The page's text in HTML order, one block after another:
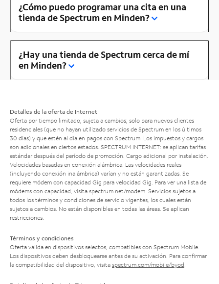
¿Cómo puedo programar una cita en una
tienda de Spectrum en Minden?
¿Hay una tienda de Spectrum cerca de mí
en Minden?
Detalles de la oferta de Internet
Oferta por tiempo limitado; sujeta a cambios; solo para nuevos clientes
residenciales (que no hayan utilizado servicios de Spectrum en los últimos
30 días) y que estén al día en pagos con Spectrum. Los impuestos y cargos
son adicionales en ciertos estados. SPECTRUM INTERNET: se aplican tarifas
estándar después del período de promoción. Cargo adicional por instalación.
Velocidades basadas en conexión alámbrica. Las velocidades reales
(incluyendo conexión inalámbrica) varían y no están garantizadas. Se
requiere módem con capacidad Gig para velocidad Gig. Para ver una lista de
módems con capacidad, visita spectrum.net/modem . Servicios sujetos a
todos los términos y condiciones de servicio vigentes, los cuales están
sujetos a cambios. No están disponibles en todas las áreas. Se aplican
restricciones.
Términos y condiciones
Oferta válida en dispositivos selectos, compatibles con Spectrum Mobile.
Los dispositivos deben desbloquearse antes de su activación. Para confirmar
la compatibilidad del dispositivo, visita spectrum.com/mobile/byod